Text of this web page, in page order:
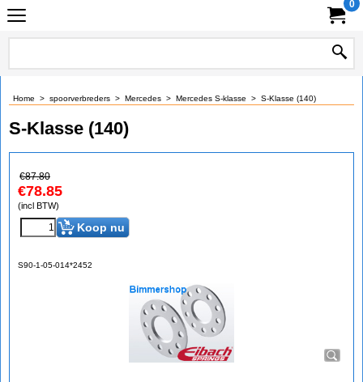
0
Home > spoorverbreders > Mercedes > Mercedes S-klasse > S-Klasse (140)
S-Klasse (140)
€87.80
€78.85
(incl BTW)
Koop nu
S90-1-05-014*2452